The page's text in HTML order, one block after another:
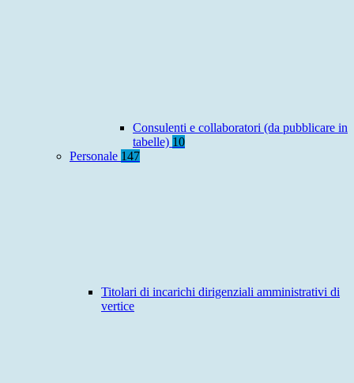
Consulenti e collaboratori (da pubblicare in
tabelle) 10
Personale 147
Titolari di incarichi dirigenziali amministrativi di
vertice